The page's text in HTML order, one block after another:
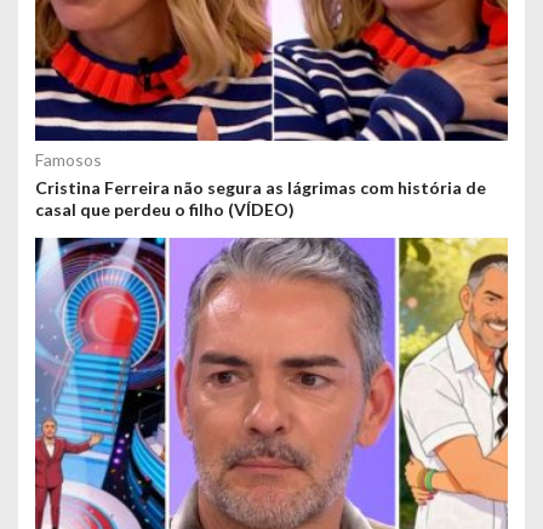
Famosos
Cristina Ferreira não segura as lágrimas com história de
casal que perdeu o filho (VÍDEO)